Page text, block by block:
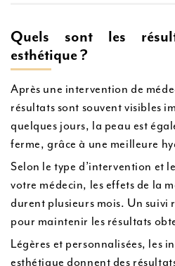
Quels sont les
esthétique ?
Après une intervention de
résultats sont souvent visibles
quelques jours, la peau est
ferme, grâce à une meilleure
Selon le type d’intervention et
votre médecin, les effets de la
durent plusieurs mois. Un suivi
pour maintenir les résultats
Légères et personnalisées, les
esthétique donnent des